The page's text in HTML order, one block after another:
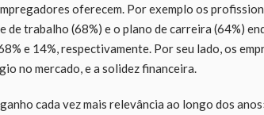
oferecem. Por exemplo os
de trabalho (68%) e o plano de carreira (64%)
e 14%, respectivamente. Por seu lado, os
no mercado, e a solidez financeira.
cada vez mais relevância ao longo dos